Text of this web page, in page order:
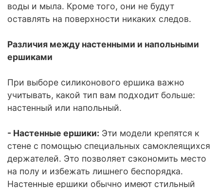
воды и мыла. Кроме того, они не будут
оставлять на поверхности никаких следов.
Различия между настенными и напольными
ершиками
При выборе силиконового ершика важно
учитывать, какой тип вам подходит больше:
настенный или напольный.
- Настенные ершики: Эти модели крепятся к
стене с помощью специальных самоклеящихся
держателей. Это позволяет сэкономить место
на полу и избежать лишнего беспорядка.
Настенные ершики обычно имеют стильный